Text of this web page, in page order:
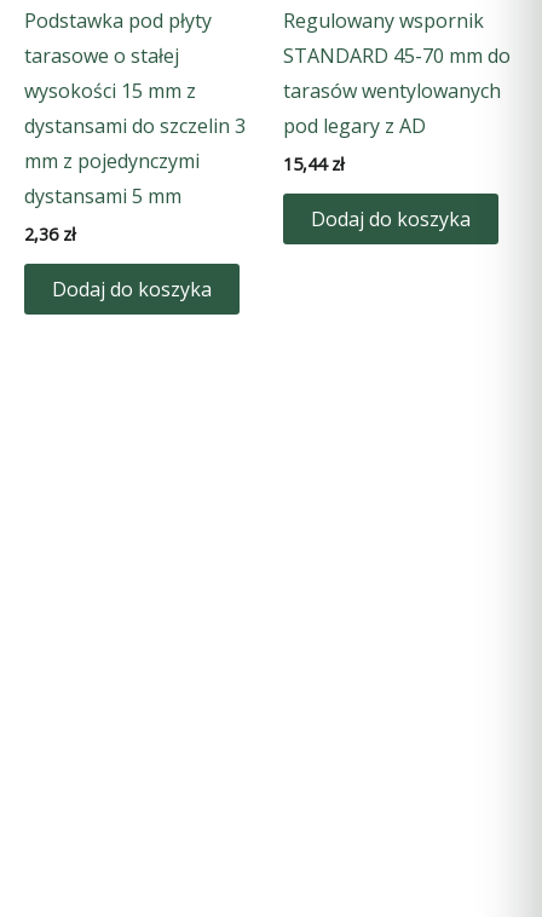
Podstawka pod płyty
tarasowe o stałej
wysokości 15 mm z
dystansami do szczelin 3
mm z pojedynczymi
dystansami 5 mm
2,36 zł
Dodaj do koszyka
Regulowany wspornik
STANDARD 45-70 mm do
tarasów wentylowanych
pod legary z AD
15,44zł
Dodaj do koszyka